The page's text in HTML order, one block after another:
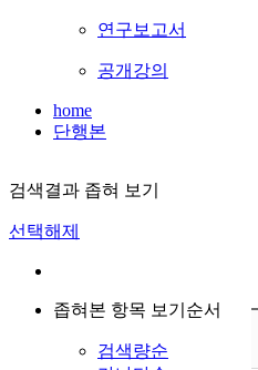
연구보고서
공개강의
home
단행본
검색결과 좁혀 보기
선택해제
좁혀본 항목 보기순서
검색량순